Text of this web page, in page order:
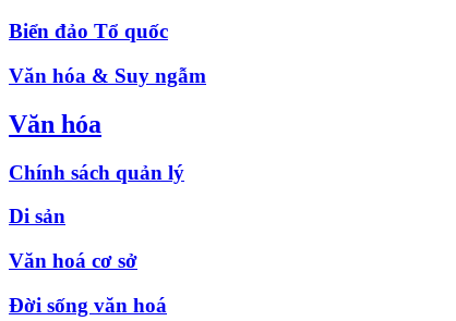
Biển đảo Tổ quốc
Văn hóa & Suy ngẫm
Văn hóa
Chính sách quản lý
Di sản
Văn hoá cơ sở
Đời sống văn hoá